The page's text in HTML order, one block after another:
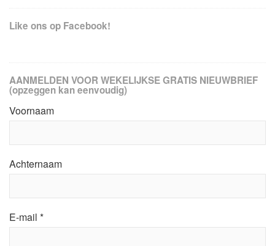
Like ons op Facebook!
AANMELDEN VOOR WEKELIJKSE GRATIS NIEUWBRIEF
(opzeggen kan eenvoudig)
Voornaam
Achternaam
E-mail *